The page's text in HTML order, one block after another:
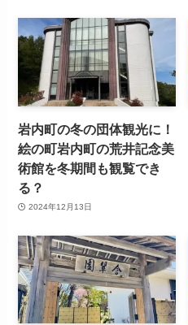
岩内町の冬の団体観光に！
絵の町岩内町の荒井記念美
術館を冬期間も観覧でき
る？
2024年12月13日